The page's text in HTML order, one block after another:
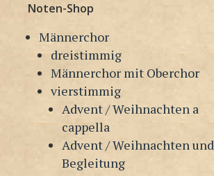
Inhalt
springen
Noten-Shop
Männerchor
dreistimmig
Männerchor mit Oberchor
vierstimmig
Advent / Weihnachten a
cappella
Advent / Weihnachten und
Begleitung